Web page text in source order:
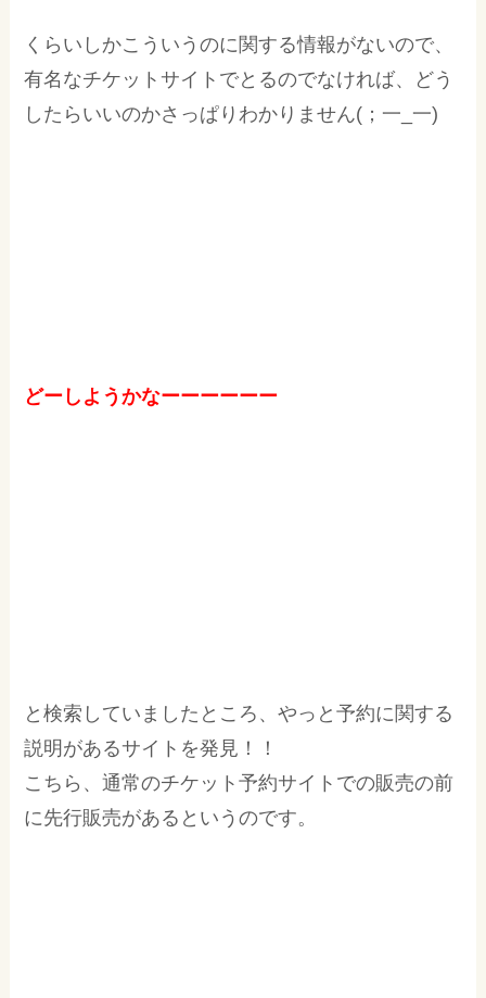
くらいしかこういうのに関する情報がないので、
有名なチケットサイトでとるのでなければ、どう
したらいいのかさっぱりわかりません(；一_一)
どーしようかなーーーーーー
と検索していましたところ、やっと予約に関する
説明があるサイトを発見！！
こちら、通常のチケット予約サイトでの販売の前
に先行販売があるというのです。